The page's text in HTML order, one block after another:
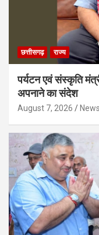
छत्तीसगढ़ राज्य
पर्यटन एवं संस्कृति
अपनाने का संदेश
August 7, 2026